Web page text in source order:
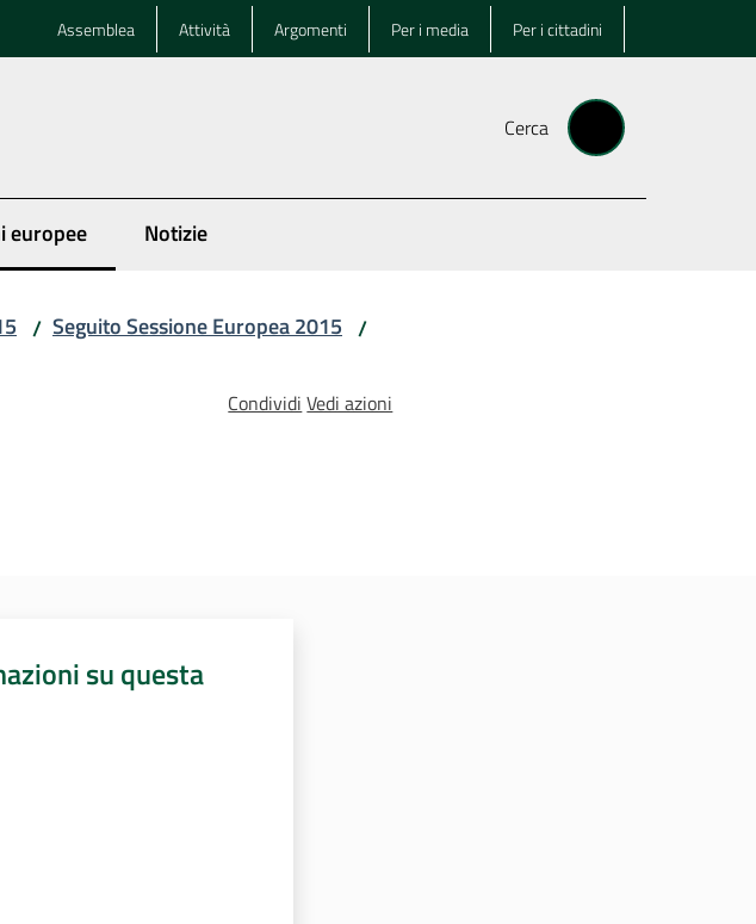
Assemblea Attività Argomenti Per i media Per i cittadini
Cerca
europee Notizie
/ Seguito Sessione Europea 2015 /
Condividi Vedi azioni
su questa